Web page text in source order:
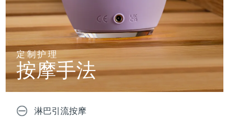
定制护理
按摩手法
淋巴引流按摩